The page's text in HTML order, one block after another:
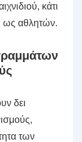
κάτι
ως αθλητών.
δει
των